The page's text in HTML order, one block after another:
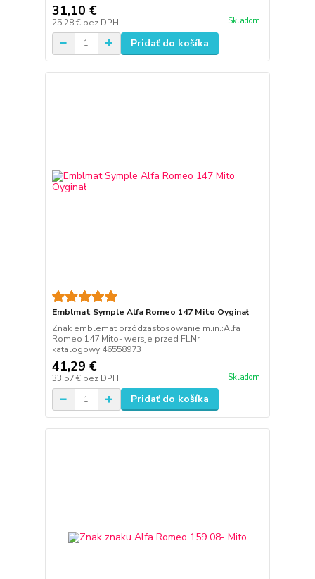
31,10 €
25,28 € bez DPH Skladom
Pridať do košíka
Emblmat Symple Alfa Romeo 147 Mito Oyginał
Znak emblemat przódzastosowanie m.in.:Alfa
Romeo 147 Mito- wersje przed FLNr
katalogowy:46558973
41,29 €
33,57 € bez DPH Skladom
Pridať do košíka